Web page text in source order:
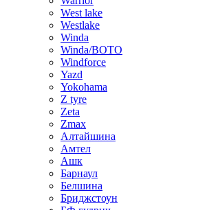
West lake
Westlake
Winda
Winda/BOTO
Windforce
Yazd
Yokohama
Z tyre
Zeta
Zmax
Алтайшина
Амтел
Ашк
Барнаул
Белшина
Бриджстоун